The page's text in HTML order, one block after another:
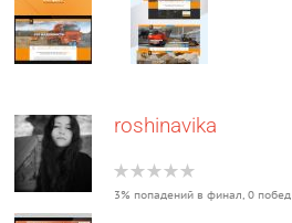
roshinavika
3% попадений в финал, 0 побед